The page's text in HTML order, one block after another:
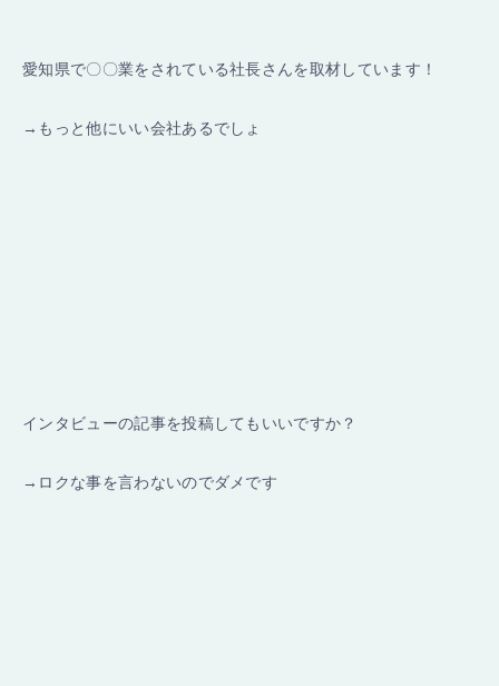
愛知県で〇〇業をされている社長さんを取材しています！
→もっと他にいい会社あるでしょ
インタビューの記事を投稿してもいいですか？
→ロクな事を言わないのでダメです